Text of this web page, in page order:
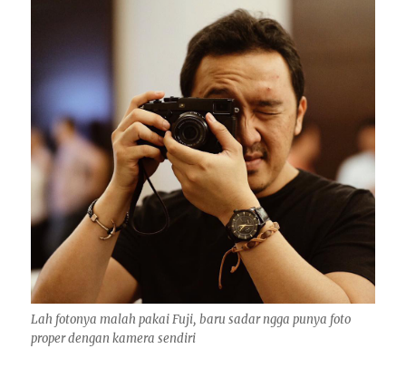
Lah fotonya malah pakai Fuji, baru sadar ngga punya foto
proper dengan kamera sendiri